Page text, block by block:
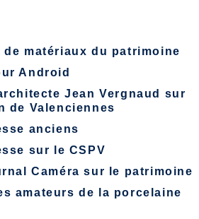
matériaux du patrimoine
Android
Jean Vergnaud sur
de Valenciennes
anciens
sur le CSPV
Caméra sur le patrimoine
amateurs de la porcelaine